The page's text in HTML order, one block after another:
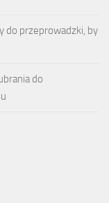
do przeprowadzki, by
do